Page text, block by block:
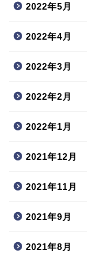
2022年5月
2022年4月
2022年3月
2022年2月
2022年1月
2021年12月
2021年11月
2021年9月
2021年8月